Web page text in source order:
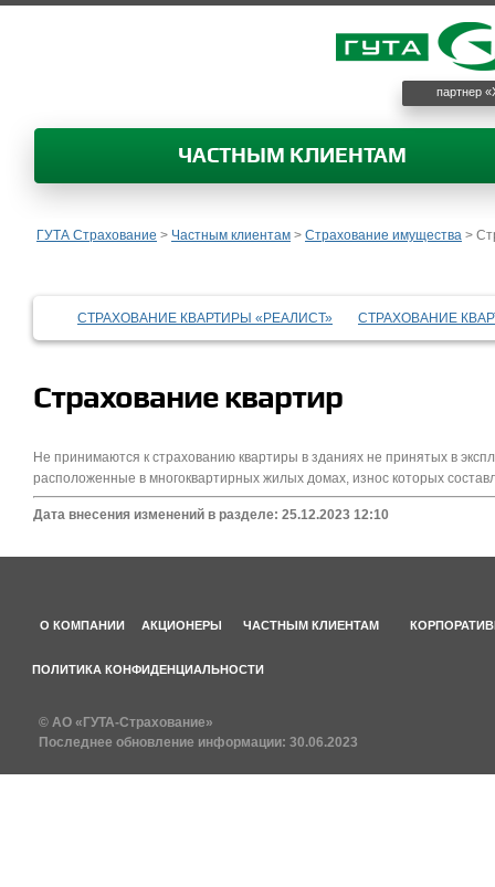
партнер
ЧАСТНЫМ КЛИЕНТАМ
ГУТА Страхование > Частным клиентам > Страхование имущества >
СТРАХОВАНИЕ КВАРТИРЫ «РЕАЛИСТ» СТРАХОВАНИЕ
Страхование квартир
Не принимаются к страхованию квартиры в зданиях не принятых в
расположенные в многоквартирных жилых домах, износ которых
Дата внесения изменений в разделе: 25.12.2023 12:10
О КОМПАНИИ АКЦИОНЕРЫ ЧАСТНЫМ КЛИЕНТАМ
ПОЛИТИКА КОНФИДЕНЦИАЛЬНОСТИ
© АО «ГУТА-Страхование»
Последнее обновление информации: 30.06.2023